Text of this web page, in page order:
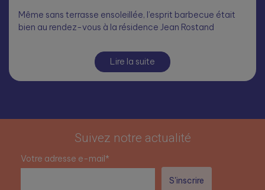
Même sans terrasse ensoleillée, l’esprit barbecue était
bien au rendez-vous à la résidence Jean Rostand
Lire la suite
Suivez notre actualité
Votre adresse e-mail*